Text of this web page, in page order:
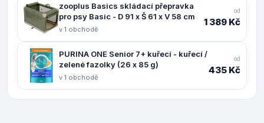
zooplus Basics skládací přepravka
pro psy Basic - D 91 x Š 61 x V 58 cm
v 1 obchodě
od
1 389 Kč
PURINA ONE Senior 7+ kuřecí - kuřecí /
zelené fazolky (26 x 85 g)
v 1 obchodě
od
435 Kč